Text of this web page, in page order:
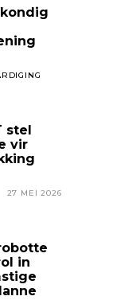
stel
vir
27 MEI 2026
in